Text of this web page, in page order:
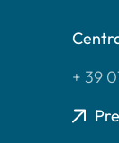
+ 39